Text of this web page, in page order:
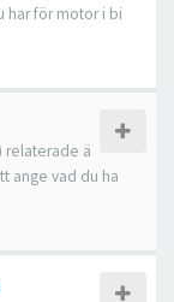
har för motor i bi
relaterade ä
ange vad du ha